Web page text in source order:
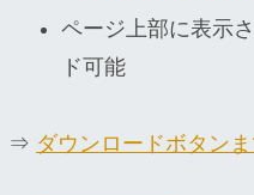
ページ上部に表示
ド可能
⇒ ダウンロードボタン